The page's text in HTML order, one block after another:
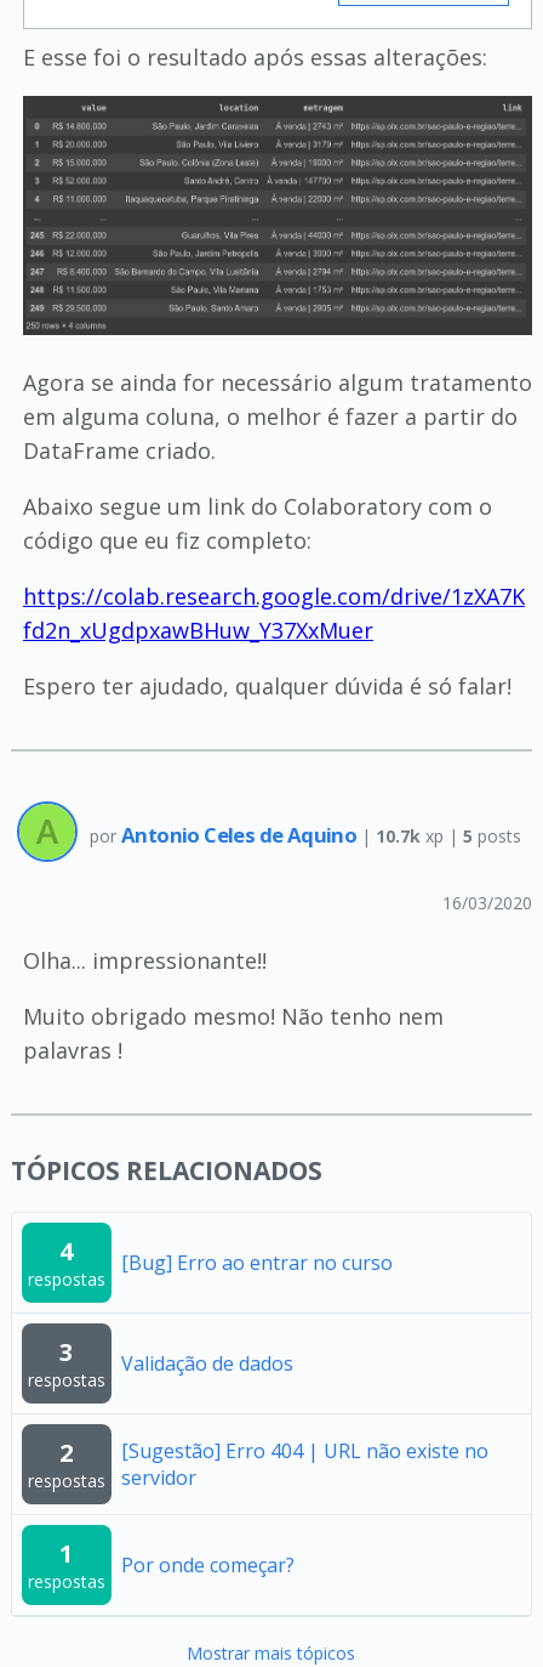
E esse foi o resultado após essas alterações:
Agora se ainda for necessário algum tratamento
em alguma coluna, o melhor é fazer a partir do
DataFrame criado.
Abaixo segue um link do Colaboratory com o
código que eu fiz completo:
https://colab.research.google.com/drive/1zXA7K
fd2n_xUgdpxawBHuw_Y37XxMuer
Espero ter ajudado, qualquer dúvida é só falar!
por Antonio Celes de Aquino | 10.7k xp | 5 posts
16/03/2020
Olha... impressionante!!
Muito obrigado mesmo! Não tenho nem
palavras !
TÓPICOS RELACIONADOS
4
respostas
[Bug] Erro ao entrar no curso
3
respostas
Validação de dados
2
respostas
[Sugestão] Erro 404 | URL não existe no
servidor
1
respostas
Por onde começar?
Mostrar mais tópicos